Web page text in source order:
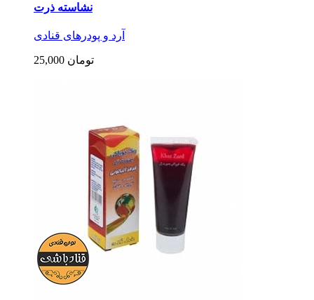
نشاسته ذرت
آرد و پودرهای قنادی
25,000 تومان